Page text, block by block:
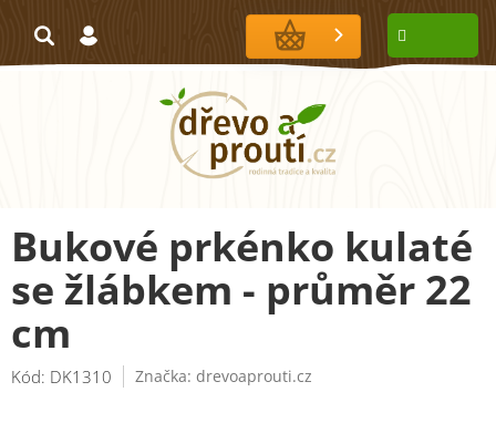
NÁKUPNÍ
KOŠÍK
Bukové prkénko kulaté
se žlábkem - průměr 22
cm
Kód: DK1310 Značka: drevoaprouti.cz